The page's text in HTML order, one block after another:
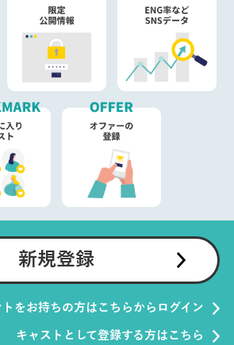
新規登録
をお持ちの方はこちらからログイン
キャストとして登録する方はこちら